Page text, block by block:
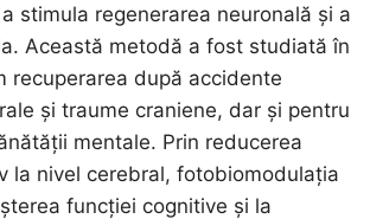
stimula regenerarea neuronală și a
Această metodă a fost studiată în
recuperarea după accidente
și traume craniene, dar și pentru
mentale. Prin reducerea
la nivel cerebral, fotobiomodulația
funcției cognitive și la